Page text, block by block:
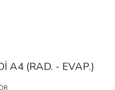
A4 (RAD. - EVAP.)